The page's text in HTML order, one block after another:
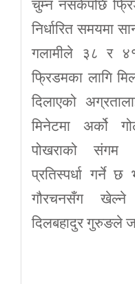
चुम्न नसकेपछि
निर्धारित समयमा
गलामीले ३८ र
फ्रिडमका लागि
दिलाएको
मिनेटमा अर्को
पोखराको
प्रतिस्पर्धा गर्ने
गौरचनसँग खेल्ने
दिलबहादुर गुरुङले